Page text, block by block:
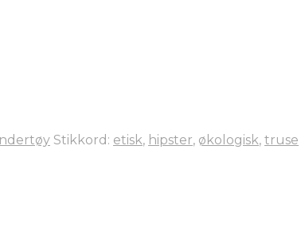
Stikkord: etisk, hipster, økologisk, truse